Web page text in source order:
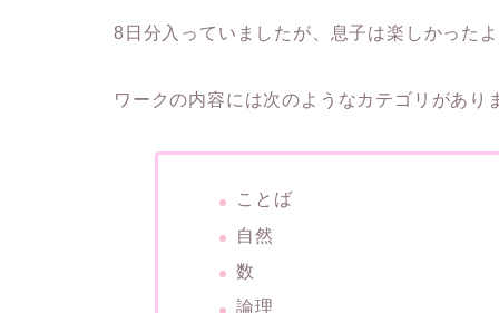
8日分入っていましたが、息子は楽しかった
ワークの内容には次のようなカテゴリがあり
ことば
自然
数
論理